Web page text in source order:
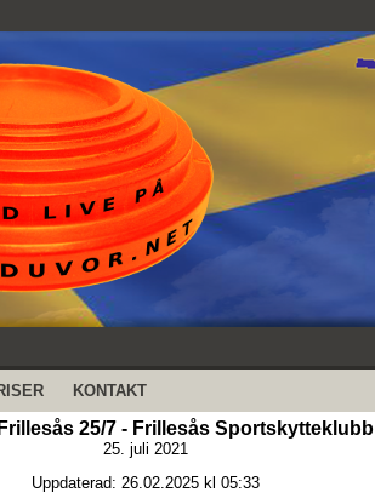
KONTAKT
25/7 - Frillesås Sportskytteklubb
25. juli 2021
Uppdaterad: 26.02.2025 kl 05:33